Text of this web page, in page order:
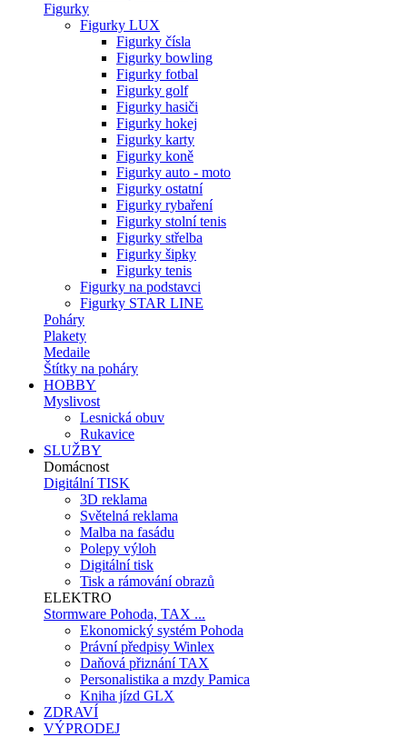
Figurky
Figurky LUX
Figurky čísla
Figurky bowling
Figurky fotbal
Figurky golf
Figurky hasiči
Figurky hokej
Figurky karty
Figurky koně
Figurky auto - moto
Figurky ostatní
Figurky rybaření
Figurky stolní tenis
Figurky střelba
Figurky šipky
Figurky tenis
Figurky na podstavci
Figurky STAR LINE
Poháry
Plakety
Medaile
Štítky na poháry
HOBBY
Myslivost
Lesnická obuv
Rukavice
SLUŽBY
Domácnost
Digitální TISK
3D reklama
Světelná reklama
Malba na fasádu
Polepy výloh
Digitální tisk
Tisk a rámování obrazů
ELEKTRO
Stormware Pohoda, TAX ...
Ekonomický systém Pohoda
Právní předpisy Winlex
Daňová přiznání TAX
Personalistika a mzdy Pamica
Kniha jízd GLX
ZDRAVÍ
VÝPRODEJ